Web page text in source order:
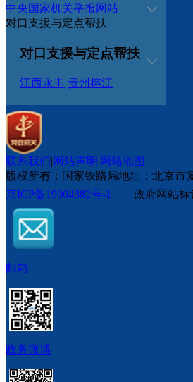
中央国家机关举报网站
对口支援与定点帮扶
对口支援与定点帮扶
江西永丰 贵州榕江
联系我们|网站声明|网站地图
版权所有：国家铁路局地址：北京市
京ICP备19004382号-1
政府网站标
邮箱
政务微博